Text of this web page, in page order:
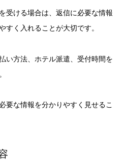
受ける場合は、返信に必要な情報
すく入れることが大切です。
い方法、ホテル派遣、受付時間を
要な情報を分かりやすく見せるこ